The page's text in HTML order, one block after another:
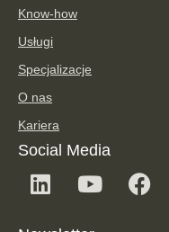
Know-how
Usługi
Specjalizacje
O nas
Kariera
Social Media